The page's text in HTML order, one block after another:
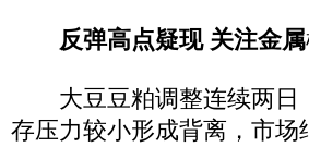
反弹高点疑现 关注金属
大豆豆粕调整连续两日
存压力较小形成背离，市